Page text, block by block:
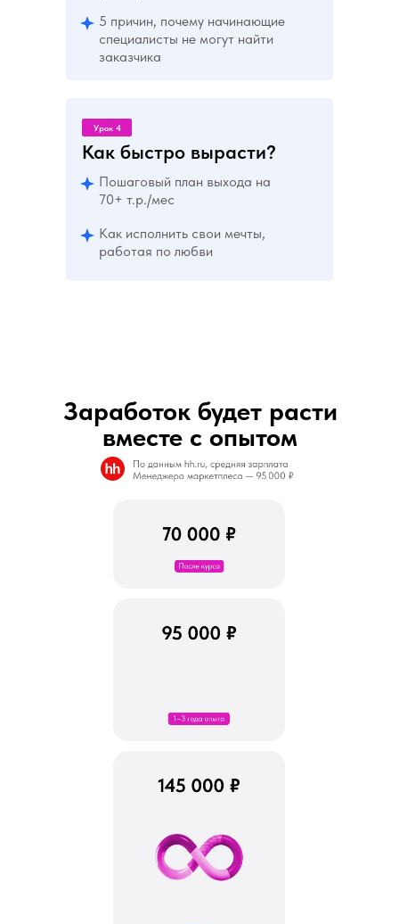
5 причин, почему начинающие
специалисты не могут найти
заказчика
Как быстро вырасти?
Пошаговый план выхода на
70+ т.р./мес
Урок 4
Как исполнить свои мечты,
работая по любви
Заработок будет расти
вместе с опытом